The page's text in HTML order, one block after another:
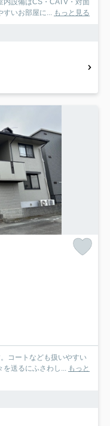
設備はCS・CATV・対面
すいお部屋に... もっと見る
コートなども扱いやすい
を送るにふさわし... もっと